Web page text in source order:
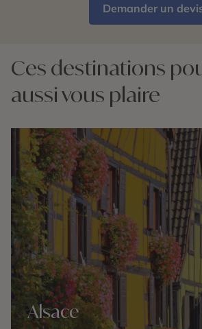
Demander un
Ces destinations
aussi vous plaire
Alsace